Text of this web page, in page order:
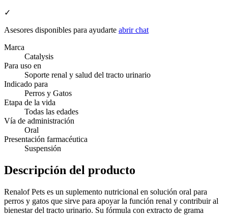
✓
Asesores disponibles para ayudarte abrir chat
Marca
Catalysis
Para uso en
Soporte renal y salud del tracto urinario
Indicado para
Perros y Gatos
Etapa de la vida
Todas las edades
Vía de administración
Oral
Presentación farmacéutica
Suspensión
Descripción del producto
Renalof Pets es un suplemento nutricional en solución oral para
perros y gatos que sirve para apoyar la función renal y contribuir al
bienestar del tracto urinario. Su fórmula con extracto de grama